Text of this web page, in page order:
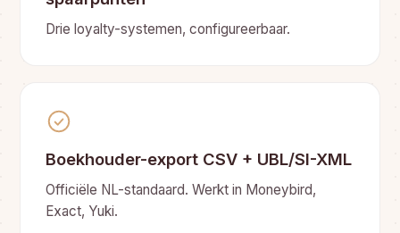
Drie loyalty-systemen, configureerbaar.
Boekhouder-export CSV + UBL/SI-XML
Officiële NL-standaard. Werkt in Moneybird,
Exact, Yuki.